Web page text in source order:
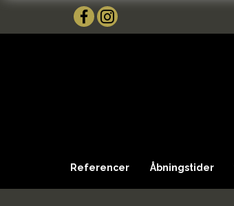
Referencer Åbningstider